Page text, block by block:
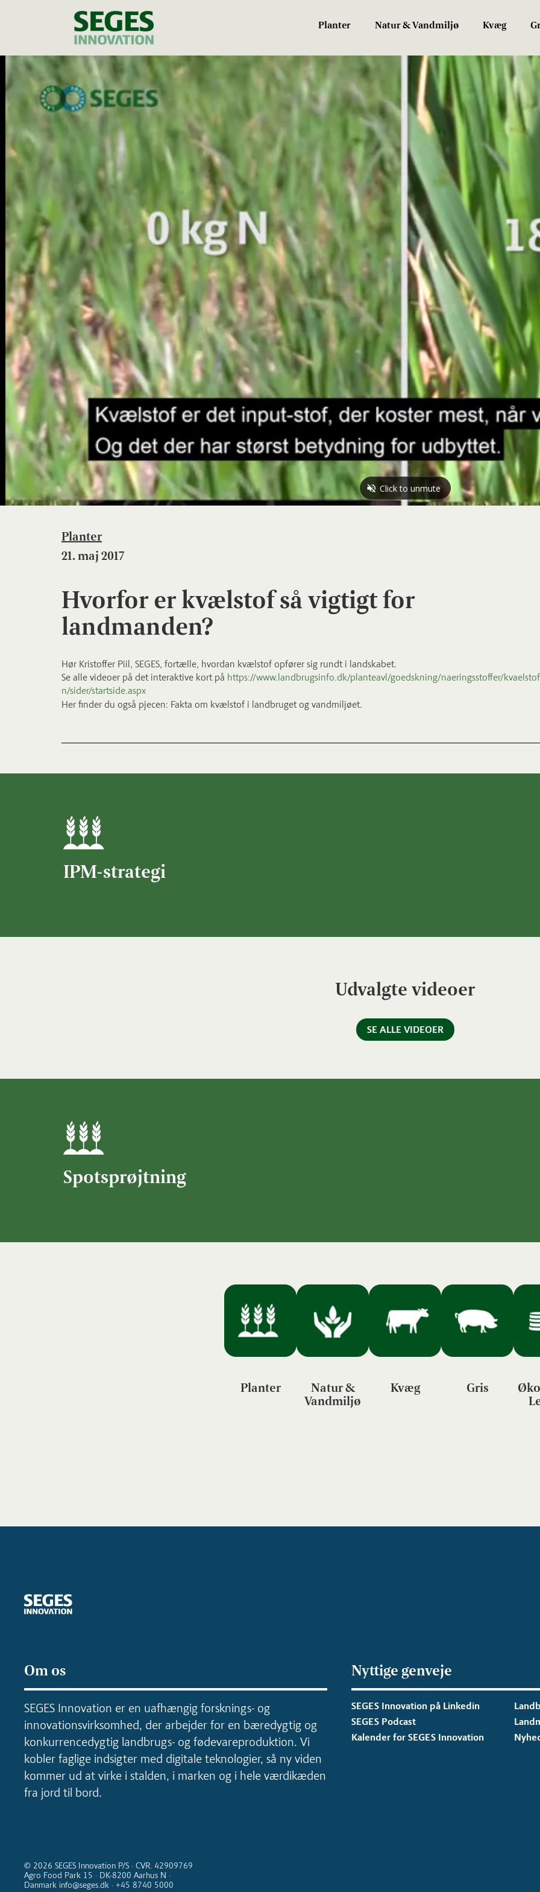
Planter Natur & Vandmiljø Kvæg
Planter
21. maj 2017
Hvorfor er kvælstof så vigtigt for
landmanden?
Hør Kristoffer Piil, SEGES, fortælle, hvordan kvælstof opfører sig rundt i landskabet.
Se alle videoer på det interaktive kort på https://www.landbrugsinfo.dk/planteavl/goedskning/naeringsstoffer/
n/sider/startside.aspx
Her finder du også pjecen: Fakta om kvælstof i landbruget og vandmiljøet.
IPM-strategi
Udvalgte videoer
SE ALLE VIDEOER
Spotsprøjtning
Planter
Natur &
Vandmiljø
Kvæg Gris
Om os
SEGES Innovation er en uafhængig forsknings- og
innovationsvirksomhed, der arbejder for en bæredygtig og
konkurrencedygtig landbrugs- og fødevareproduktion. Vi
kobler faglige indsigter med digitale teknologier, så ny viden
kommer ud at virke i stalden, i marken og i hele værdikæden
fra jord til bord.
Nyttige genveje
SEGES Innovation på Linkedin
SEGES Podcast
Kalender for SEGES Innovation
© 2026 SEGES Innovation P/S · CVR. 42909769
Agro Food Park 15 · DK-8200 Aarhus N ·
Danmark info@seges.dk · +45 8740 5000